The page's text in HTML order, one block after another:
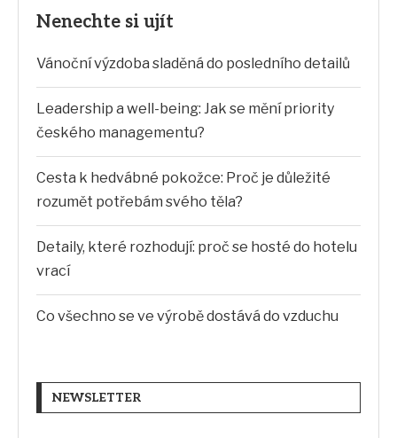
Nenechte si ujít
Vánoční výzdoba sladěná do posledního detailů
Leadership a well-being: Jak se mění priority
českého managementu?
Cesta k hedvábné pokožce: Proč je důležité
rozumět potřebám svého těla?
Detaily, které rozhodují: proč se hosté do hotelu
vrací
Co všechno se ve výrobě dostává do vzduchu
NEWSLETTER